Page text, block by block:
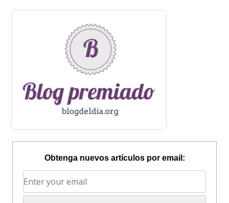
Obtenga nuevos artículos por email: